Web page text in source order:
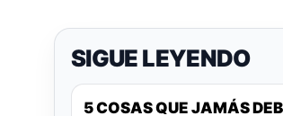
SIGUE LEYENDO
5 COSAS QUE JAMÁS